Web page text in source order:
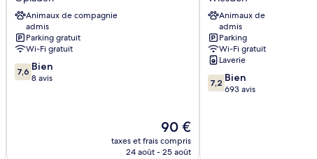
Opladen
Animaux de compagnie
admis
Parking gratuit
Wi-Fi gratuit
7.6
sur
7,6 Bien
8 avis
Le
nouveau
prix
90 €
taxes et frais compris
24 août - 25 août
Leverkusen
Wiesdorf
Animaux de compagnie
admis
Parking
Wi-Fi gratuit
Laverie
7.2
sur
7,2 Bien
693 avis